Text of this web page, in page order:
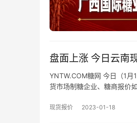
盘面上涨 今日云南
YNTW.COM糖网 今日（1
货市场制糖企业、糖商报价
现货报价 2023-01-18